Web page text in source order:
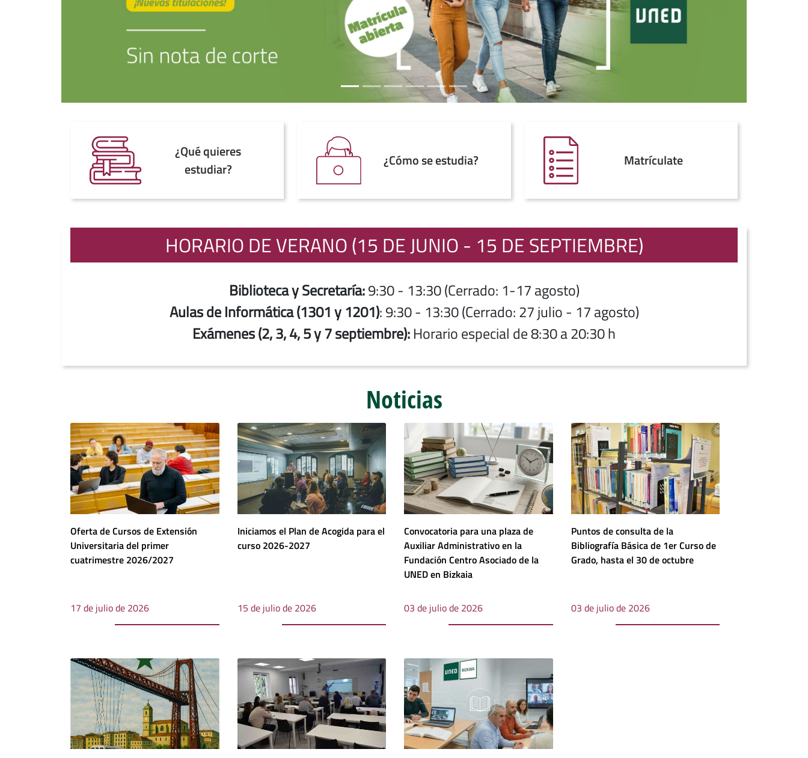
¿Qué quieres
estudiar?
¿Cómo se estudia? Matrículate
HORARIO DE VERANO (15 DE JUNIO - 15 DE SEPTIEMBRE)
Biblioteca y Secretaría:9:30 - 13:30 (Cerrado: 1-17 agosto)
Aulas de Informática (1301 y 1201): 9:30 - 13:30 (Cerrado: 27 julio - 17 agosto)
Exámenes (2, 3, 4, 5 y 7 septiembre):Horario especial de 8:30 a 20:30 h
Noticias
Oferta de Cursos de Extensión
Universitaria del primer
cuatrimestre 2026/2027
17 de julio de 2026
Iniciamos el Plan de Acogida para el
curso 2026-2027
15 de julio de 2026
Convocatoria para una plaza de
Auxiliar Administrativo en la
Fundación Centro Asociado de la
UNED en Bizkaia
03 de julio de 2026
Puntos de consulta de la
Bibliografía Básica de 1er Curso de
Grado, hasta el 30 de octubre
03 de julio de 2026